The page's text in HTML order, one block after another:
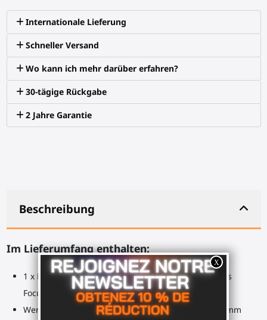
Internationale Lieferung
Schneller Versand
Wo kann ich mehr darüber erfahren?
30-tägige Rückgabe
2 Jahre Garantie
Beschreibung
Im Lieferumfang enthalten:
1 x ProBolter-Hintenhalterung zum Einstecken Ihres
Focus 3, Focus XR Elite-Controllers
Werkzeugtasche: 1 x 2,5 mm Inbusschlüssel, 1 x 4 mm